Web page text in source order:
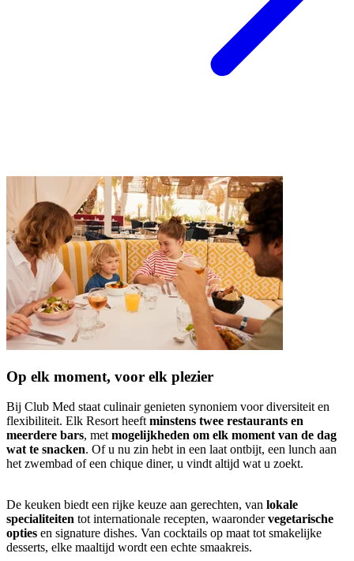
Op elk moment, voor elk plezier
Bij Club Med staat culinair genieten synoniem voor diversiteit en
flexibiliteit. Elk Resort heeftminstens twee restaurants en
meerdere bars, metmogelijkheden om elk moment van de dag
wat te snacken. Of u nu zin hebt in een laat ontbijt, een lunch aan
het zwembad of een chique diner, u vindt altijd wat u zoekt.
De keuken biedt een rijke keuze aan gerechten, van lokale
specialiteiten tot internationale recepten, waarondervegetarische
opties en signature dishes. Van cocktails op maat tot smakelijke
desserts, elke maaltijd wordt een echte smaakreis.